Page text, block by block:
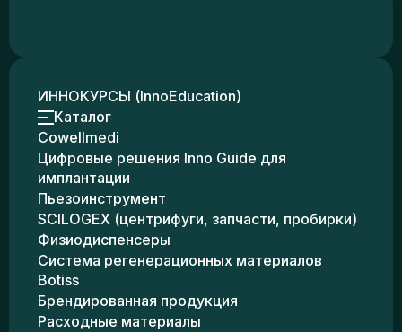
ИННОКУРСЫ (InnoEducation)
Каталог
Cowellmedi
Цифровые решения Inno Guide для
имплантации
Пьезоинструмент
SCILOGEX (центрифуги, запчасти, пробирки)
Физиодиспенсеры
Система регенерационных материалов
Botiss
Брендированная продукция
Расходные материалы